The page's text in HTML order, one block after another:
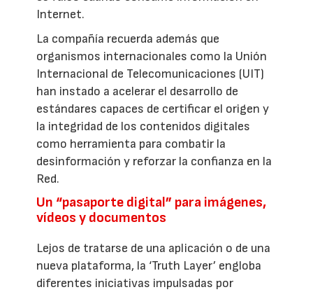
Internet.
La compañía recuerda además que
organismos internacionales como la Unión
Internacional de Telecomunicaciones (UIT)
han instado a acelerar el desarrollo de
estándares capaces de certificar el origen y
la integridad de los contenidos digitales
como herramienta para combatir la
desinformación y reforzar la confianza en la
Red.
Un “pasaporte digital” para imágenes,
vídeos y documentos
Lejos de tratarse de una aplicación o de una
nueva plataforma, la ‘Truth Layer’ engloba
diferentes iniciativas impulsadas por